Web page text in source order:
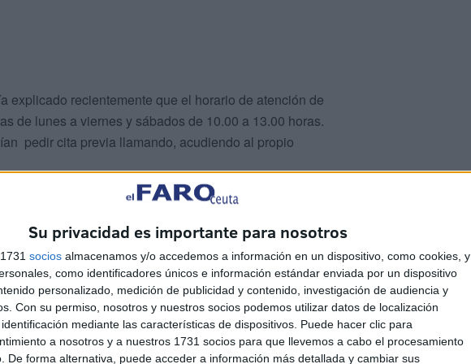
Su privacidad es importante para nosotros
socios almacenamos y/o accedemos a información en un dispositivo, como cookies, y
como identificadores únicos e información estándar enviada por un dispositivo
personalizado, medición de publicidad y contenido, investigación de audiencia y
Con su permiso, nosotros y nuestros socios podemos utilizar datos de localización
mediante las características de dispositivos. Puede hacer clic para
a nosotros y a nuestros 1731 socios para que llevemos a cabo el procesamiento
De forma alternativa, puede acceder a información más detallada y cambiar sus
explicado recientemente que el horario de atención de
de lunes a viernes y sábados de 10.00 a 13.00 horas.
pedir cita previa llamando, acudiendo al propio
para ser atendidos en este nuevo centro sanitario:
55 34. Además, han dispuesto otros dos teléfonos